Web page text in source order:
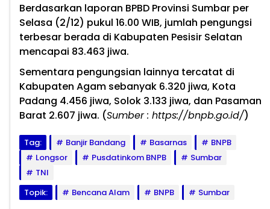
Berdasarkan laporan BPBD Provinsi Sumbar per
Selasa (2/12) pukul 16.00 WIB, jumlah pengungsi
terbesar berada di Kabupaten Pesisir Selatan
mencapai 83.463 jiwa.
Sementara pengungsian lainnya tercatat di
Kabupaten Agam sebanyak 6.320 jiwa, Kota
Padang 4.456 jiwa, Solok 3.133 jiwa, dan Pasaman
Barat 2.607 jiwa. (Sumber : https://bnpb.go.id/)
Tag: Banjir Bandang Basarnas
BNPB
Longsor
Pusdatinkom BNPB
Sumbar
TNI
Topik:
Bencana Alam BNPB Sumbar